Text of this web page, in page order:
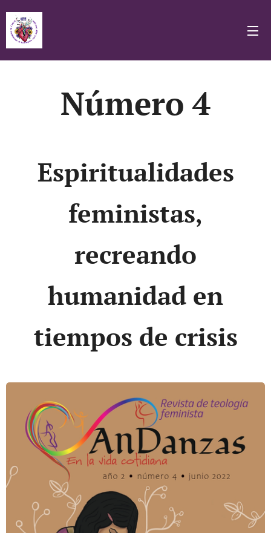
Número 4
Espiritualidades
feministas,
recreando
humanidad en
tiempos de crisis